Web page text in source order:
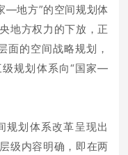
—地方”的空间规划体
地方权力的下放，正
的空间战略规划，
规划体系向“国家—
规划体系改革呈现出
级内容明确，即在两